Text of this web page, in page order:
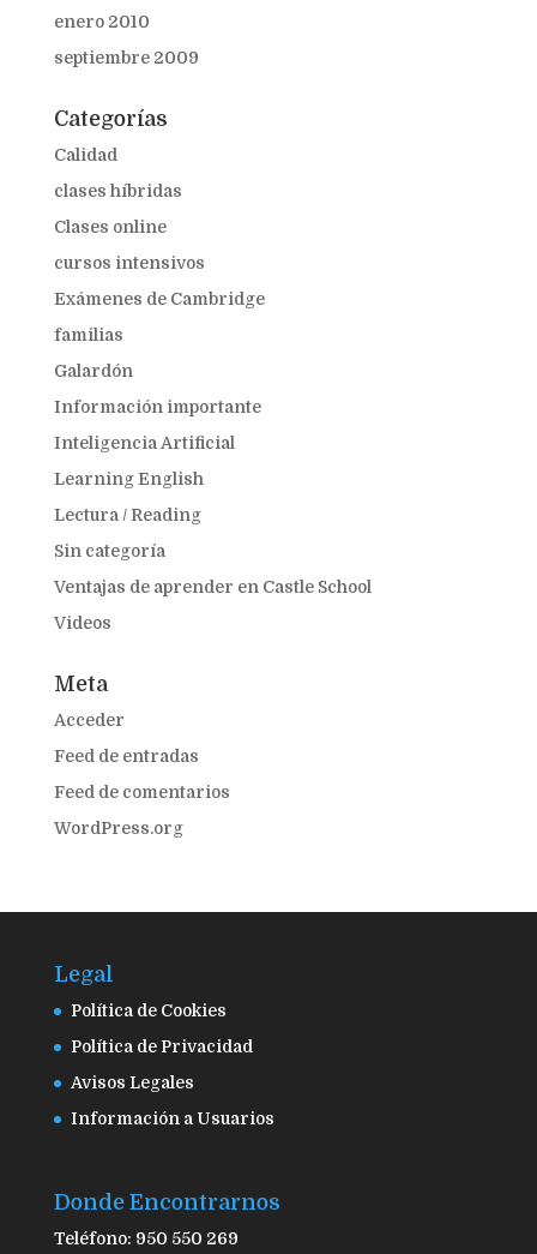
enero 2010
septiembre 2009
Categorías
Calidad
clases híbridas
Clases online
cursos intensivos
Exámenes de Cambridge
familias
Galardón
Información importante
Inteligencia Artificial
Learning English
Lectura / Reading
Sin categoría
Ventajas de aprender en Castle School
Videos
Meta
Acceder
Feed de entradas
Feed de comentarios
WordPress.org
Legal
Política de Cookies
Política de Privacidad
Avisos Legales
Información a Usuarios
Donde Encontrarnos
Teléfono: 950 550 269